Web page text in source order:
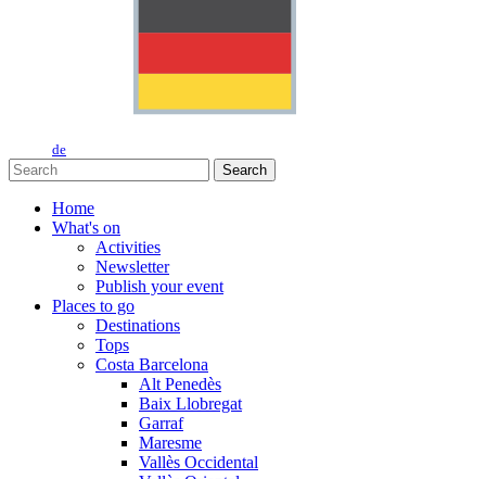
de
Search
Home
What's on
Activities
Newsletter
Publish your event
Places to go
Destinations
Tops
Costa Barcelona
Alt Penedès
Baix Llobregat
Garraf
Maresme
Vallès Occidental